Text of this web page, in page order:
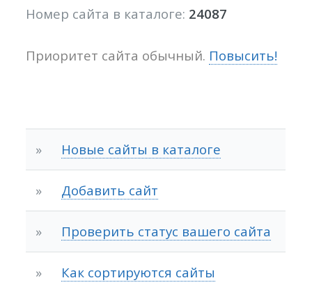
Номер сайта в каталоге: 24087
Приоритет сайта обычный. Повысить!
» Новые сайты в каталоге
» Добавить сайт
» Проверить статус вашего сайта
» Как сортируются сайты